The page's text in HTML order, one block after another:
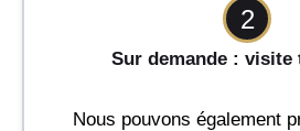
2
Sur demande : visite
Nous pouvons également